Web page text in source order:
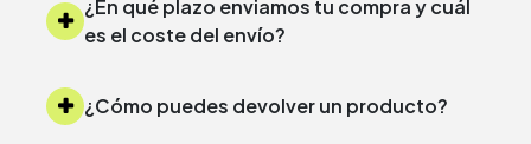
¿En qué plazo enviamos tu compra y cuál
es el coste del envío?
¿Cómo puedes devolver un producto?